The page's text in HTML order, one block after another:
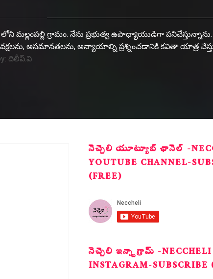
గ్రామం. నేను ప్రభుత్వ ఉపాధ్యాయుడిగా పనిచేస్తున్నాను.
అసమానతలను, అన్యాయాల్ని ప్రశ్నించడానికి కవితా యాత్ర
దిలీప్.వి
నెచ్చెలి యూట్యూబ్ ఛానెల్ -
YOUTUBE CHANNEL-
(FREE)
నెచ్చెలి ఇన్స్టాగ్రామ్ -NECCHELI
INSTAGRAM-SUBSCRIBE